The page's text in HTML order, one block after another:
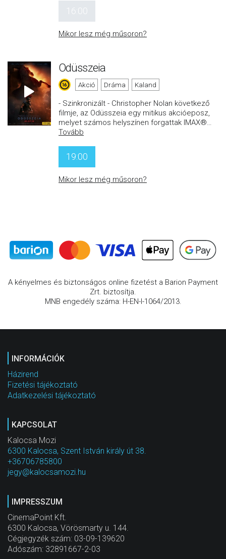
16:00
Mikor lesz még műsoron?
Odüsszeia
Akció Dráma Kaland
- Szinkronizált - Christopher Nolan következő
filmje, az Odüsszeia egy mitikus akcióeposz,
melyet számos helyszínen forgattak IMAX®…
Tovább
19:00
Mikor lesz még műsoron?
A kényelmes és biztonságos online fizetést a Barion Payment
Zrt. biztosítja.
MNB engedély száma: H-EN-I-1064/2013.
INFORMÁCIÓK
Házirend
Fizetési tájékoztató
Adatkezelési tájékoztató
KAPCSOLAT
Kalocsa Mozi
6300 Kalocsa, Szent István király út 38.
+36706785800
jegy@kalocsamozi.hu
IMPRESSZUM
CinemaPoint Kft.
6300 Kalocsa, Vörösmarty u. 144.
Cégjegyzék szám: 03-09-139620
Adószám: 32891667-2-03